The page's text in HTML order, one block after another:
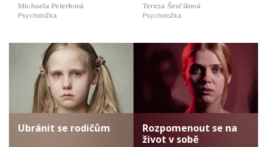
Michaela Peterková
Psycholožka
Tereza Ševčíková
Psycholožka
Ubránit se rodičům
Rozpomenout se na
život v sobě